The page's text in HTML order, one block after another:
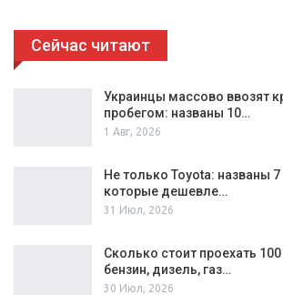
Сейчас читают
Украинцы массово ввозят
пробегом: названы 10…
1 Авг, 2026
Не только Toyota: названы
которые дешевле…
31 Июл, 2026
Сколько стоит проехать
бензин, дизель, газ…
30 Июл, 2026